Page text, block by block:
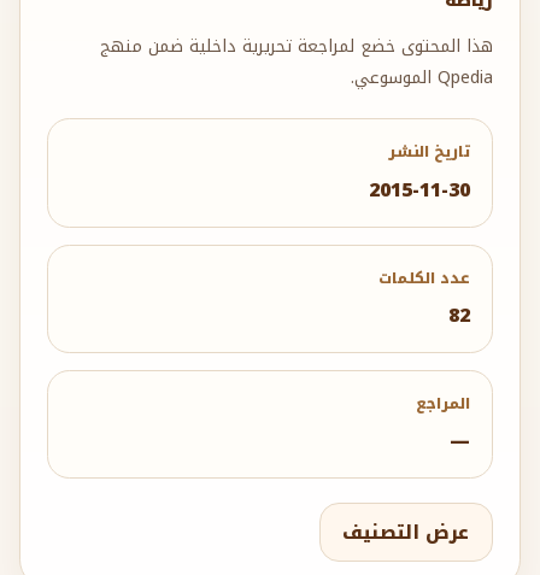
هذا المحتوى خضع لمراجعة تحريرية داخلية ضمن منهج
Qpedia الموسوعي.
تاريخ النشر
2015-11-30
عدد الكلمات
82
المراجع
—
عرض التصنيف